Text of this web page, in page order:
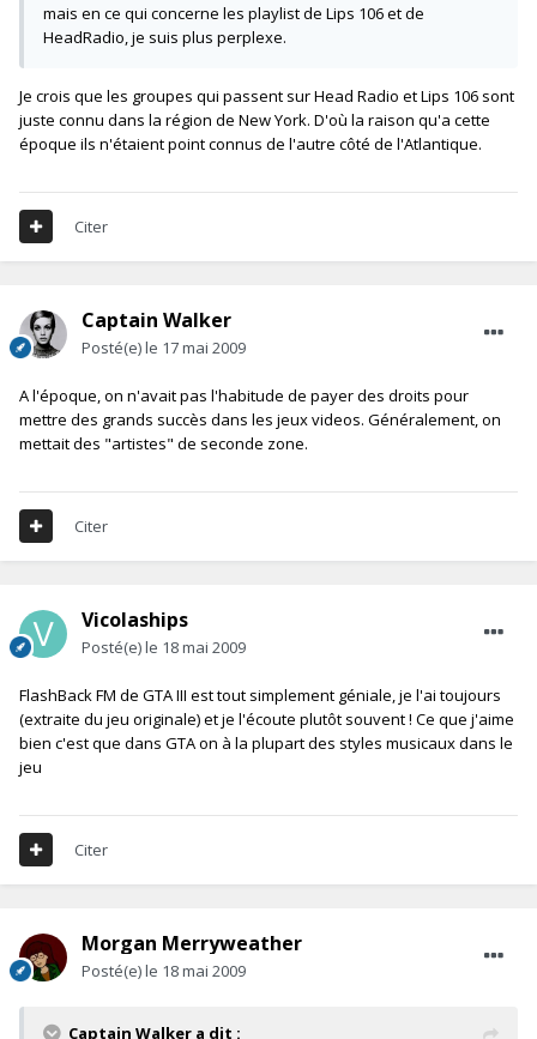
mais en ce qui concerne les playlist de Lips 106 et de
HeadRadio, je suis plus perplexe.
Je crois que les groupes qui passent sur Head Radio et Lips 106 sont
juste connu dans la région de New York. D'où la raison qu'a cette
époque ils n'étaient point connus de l'autre côté de l'Atlantique.
Citer
Captain Walker
Posté(e)le 17 mai 2009
A l'époque, on n'avait pas l'habitude de payer des droits pour
mettre des grands succès dans les jeux videos. Généralement, on
mettait des "artistes" de seconde zone.
Citer
Vicolaships
Posté(e)le 18 mai 2009
FlashBack FM de GTA III est tout simplement géniale, je l'ai toujours
(extraite du jeu originale) et je l'écoute plutôt souvent ! Ce que j'aime
bien c'est que dans GTA on à la plupart des styles musicaux dans le
jeu
Citer
Morgan Merryweather
Posté(e)le 18 mai 2009
Captain Walker a dit :